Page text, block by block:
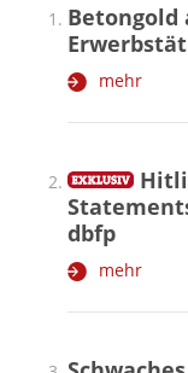
Betongold
mehr
dbfp
mehr